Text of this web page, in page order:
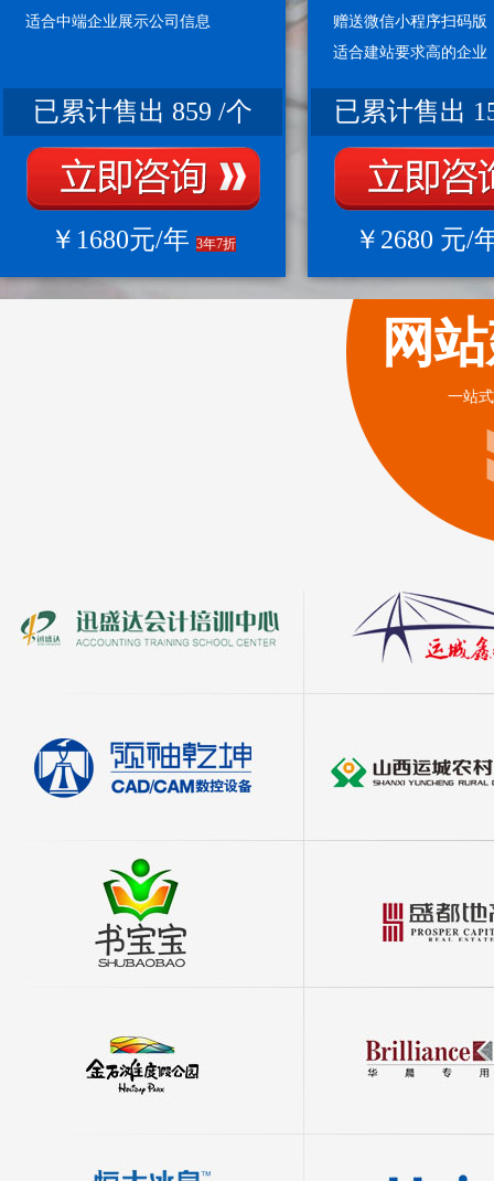
适合中端企业展示公司信息
已累计售出 859 /个
￥1680元/年 3年7折
赠送微信小程序扫码版
适合建站要求高的企业
已累计售出
￥2680 元/
网
一站